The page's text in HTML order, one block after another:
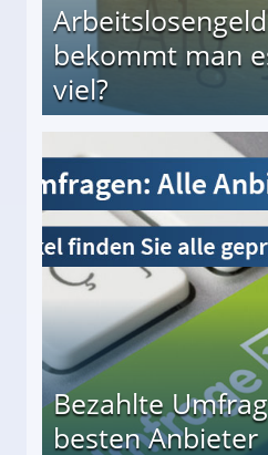
bekommt man
viel?
und wie viel?
Bezahlte
besten Anbieter